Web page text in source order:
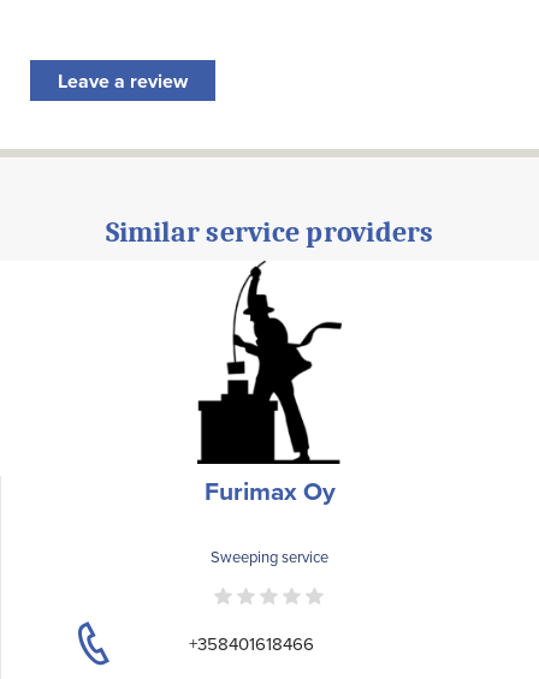
Leave a review
Similar service providers
Furimax Oy
Sweeping service
+358401618466